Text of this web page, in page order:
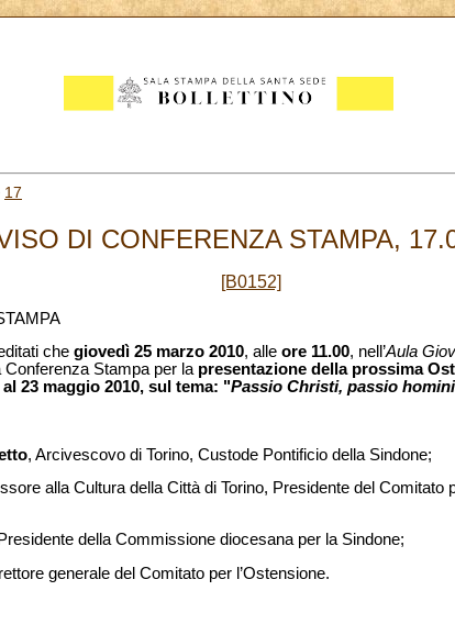
17
DI CONFERENZA STAMPA,
[B0152]
che giovedì 25 marzo 2010, alle ore 11.00, nell’Aula
Conferenza Stampa per la presentazione della prossima
23 maggio 2010, sul tema: "Passio Christi, passio
, Arcivescovo di Torino, Custode Pontificio della Sindone;
alla Cultura della Città di Torino, Presidente del Comitato
della Commissione diocesana per la Sindone;
generale del Comitato per l’Ostensione.